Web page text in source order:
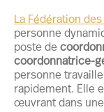
La Fédération
personne
poste de
coordonnatrice-
personne
rapidement. Elle
œuvrant dans